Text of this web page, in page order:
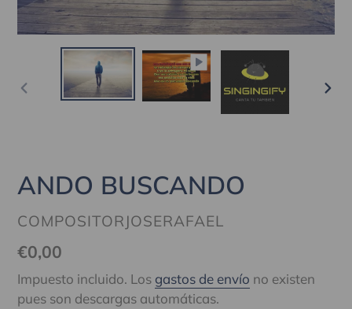
ANTERIOR
ANDO BUSCANDO
PROVEEDOR
COMPOSITORJOSERAFAEL
Precio
habitual
€0,00
Impuesto incluido. Los gastos de envío no existen
pues son descargas automáticas.